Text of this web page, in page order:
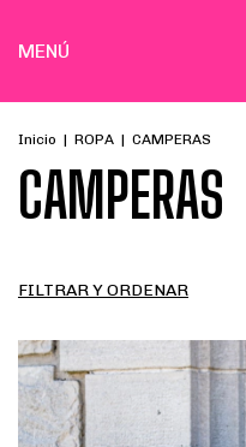
MENÚ
Inicio | ROPA | CAMPERAS
CAMPERAS
FILTRAR Y ORDENAR